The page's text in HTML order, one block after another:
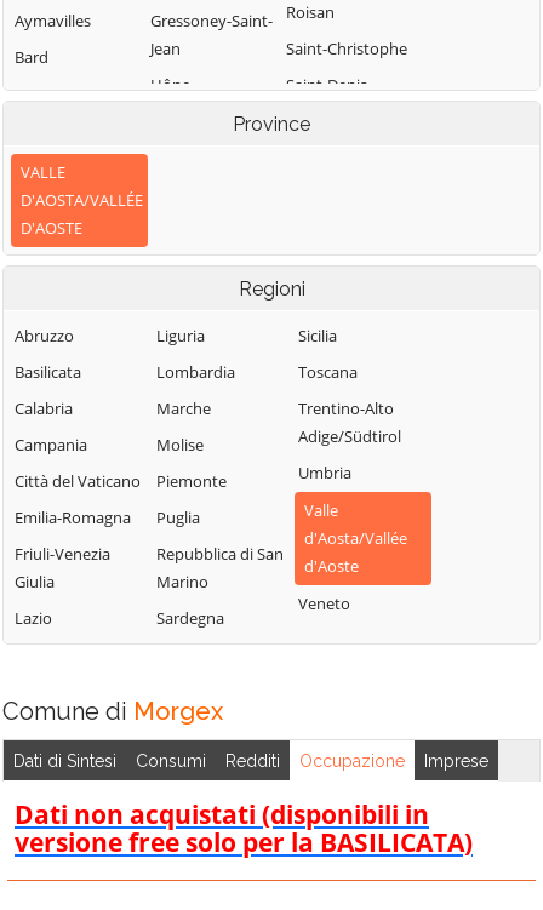
Aymavilles
Bard
Bionaz
Brusson
Challand-Saint-
Anselme
Challand-Saint-
Chambave
Chamois
Champdepraz
Champorcher
Charvensod
Châtillon
Cogne
Courmayeur
Donnas
Gressoney-Saint-
Jean
Hône
La Magdeleine
La Thuile
Lillianes
Montjovet
Morgex
Nus
Ollomont
Oyace
Pollein
Martin
Roisan
Saint-Christophe
Saint-Denis
Saint-Marcel
Saint-Rhémy-en-
Bosses
Saint-Vincent
Sarre
Torgnon
Valgrisenche
Valpelline
Valsavarenche
Valtournenche
Verrayes
Province
VALLE
D'AOSTA/VALLÉE
D'AOSTE
Regioni
Abruzzo
Basilicata
Calabria
Campania
Città del Vaticano
Emilia-Romagna
Friuli-Venezia
Giulia
Lazio
Liguria
Lombardia
Marche
Molise
Piemonte
Puglia
Repubblica di San
Marino
Sardegna
Sicilia
Toscana
Trentino-Alto
Adige/Südtirol
Umbria
Valle
d'Aosta/Vallée
d'Aoste
Veneto
Comune di Morgex
Dati di Sintesi Consumi Redditi Occupazione Imprese
Dati non acquistati (disponibili in
versione free solo per la BASILICATA)